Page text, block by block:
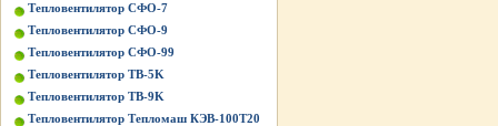
Тепловентилятор СФО-7
Тепловентилятор СФО-9
Тепловентилятор СФО-99
Тепловентилятор ТВ-5K
Тепловентилятор ТВ-9K
Тепловентилятор Тепломаш КЭВ-100Т20